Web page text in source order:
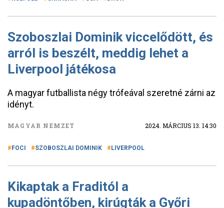
Szoboszlai Dominik viccelődött, és
arról is beszélt, meddig lehet a
Liverpool játékosa
A magyar futballista négy trófeával szeretné zárni az
idényt.
MAGYAR NEMZET 2024. MÁRCIUS 13. 14:30
FOCI SZOBOSZLAI DOMINIK LIVERPOOL
Kikaptak a Fraditól a
kupadöntőben, kirúgták a Győri